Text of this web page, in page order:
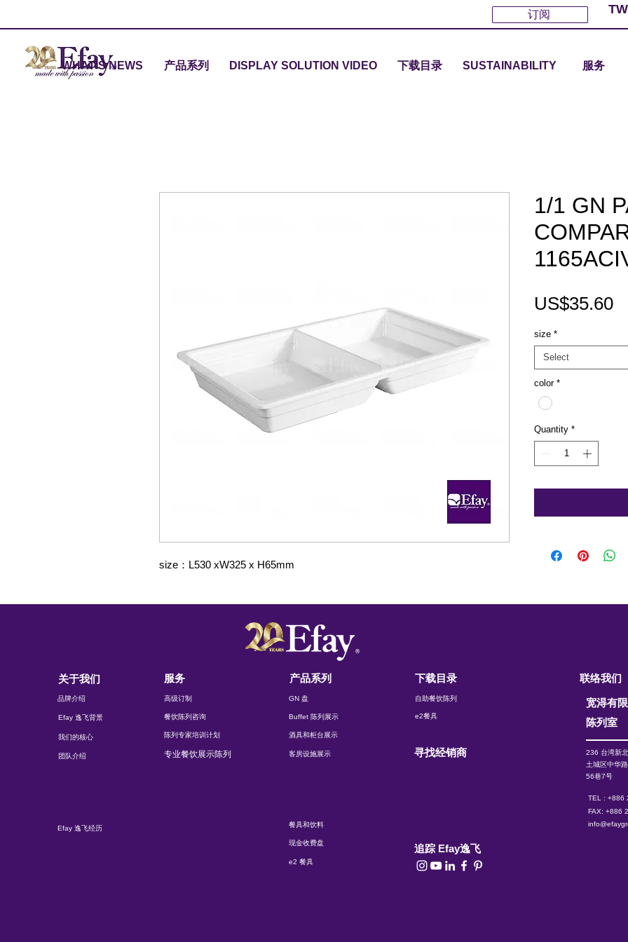
订阅
WHAT'S NEWS 产品系列 DISPLAY SOLUTION VIDEO 下载目录 SUSTAINABILITY 服务
size：L530 xW325 x H65mm
1/1 GN
US$35.60
size *
Select
color *
Quantity *
关于我们
品牌介绍
Efay 逸飞背景
我们的核心
团队介绍
服务
高级订制
餐饮陈列咨询
陈列专家培训计划
专业餐饮展示陈列
产品系列
GN 盘
Buffet 陈列展示
下载目录
自助餐饮陈列
e2餐具
酒具和柜台展示
客房设施展示 寻找经销商
Efay 逸飞经历 餐具和饮料
现金收费盘
e2 餐具
追踪 Efay逸飞
联络我们
宽淂有
陈列室
236 台湾新
土城区中华
56巷7号
TEL : +886
FAX: +886